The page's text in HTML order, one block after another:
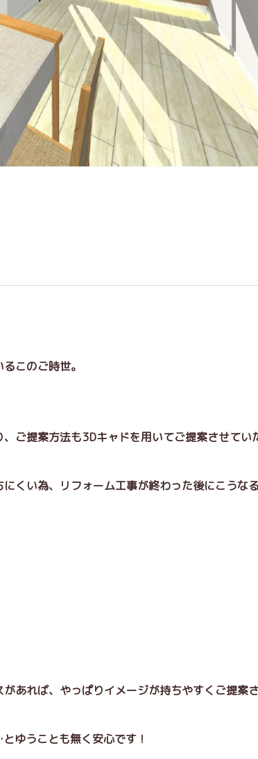
このご時世。
ご提案方法も3Dキャドを用いてご提案させてい
くい為、リフォーム工事が終わった後にこうな
あれば、やっぱりイメージが持ちやすくご提案
ゆうことも無く安心です！